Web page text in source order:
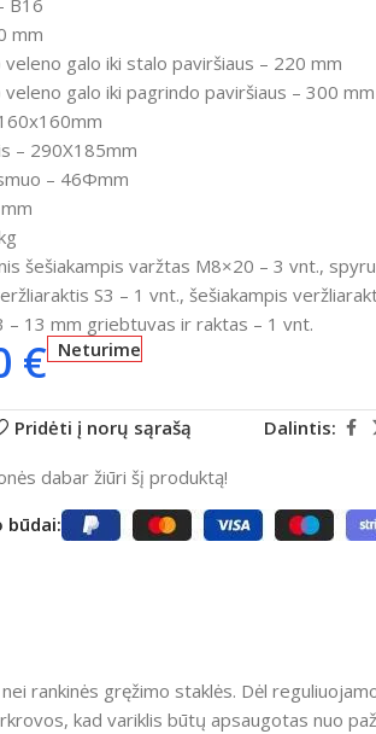
mm
galo iki stalo paviršiaus – 220 mm
galo iki pagrindo paviršiaus – 300 mm
– 290X185mm
– 46Φmm
šešiakampis varžtas M8×20 – 3 vnt.,
S3 – 1 vnt., šešiakampis
– 13 mm griebtuvas ir raktas – 1 vnt.
€ Neturime
Pridėti į norų sąrašą Dalintis:
dabar žiūri šį produktą!
būdai:
rankinės gręžimo staklės. Dėl
kad variklis būtų apsaugotas nuo